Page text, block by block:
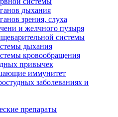
дыхания
зрения, слуха
и желчного пузыря
системы
дыхания
кровообращения
привычек
иммунитет
заболеваниях и
препараты